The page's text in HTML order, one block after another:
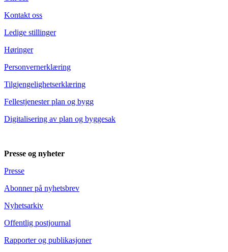
Kontakt oss
Ledige stillinger
Høringer
Personvernerklæring
Tilgjengelighetserklæring
Fellestjenester plan og bygg
Digitalisering av plan og byggesak
Presse og nyheter
Presse
Abonner på nyhetsbrev
Nyhetsarkiv
Offentlig postjournal
Rapporter og publikasjoner